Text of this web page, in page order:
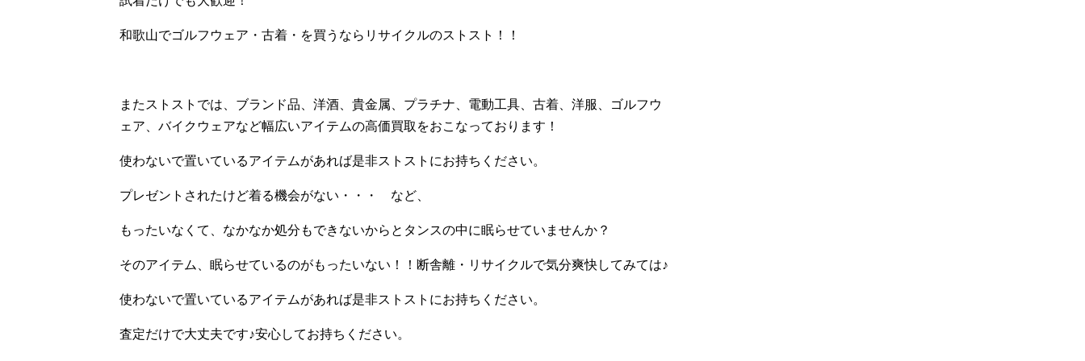
和歌山でゴルフウェア・古着・を買うならリサイクルのストスト！！
またストストでは、ブランド品、洋酒、貴金属、プラチナ、電動工具、古着、洋服、ゴルフウ
ェア、バイクウェアなど幅広いアイテムの高価買取をおこなっております！
使わないで置いているアイテムがあれば是非ストストにお持ちください。
プレゼントされたけど着る機会がない・・・ など、
もったいなくて、なかなか処分もできないからとタンスの中に眠らせていませんか？
そのアイテム、眠らせているのがもったいない！！断舎離・リサイクルで気分爽快してみては♪
使わないで置いているアイテムがあれば是非ストストにお持ちください。
査定だけで大丈夫です♪安心してお持ちください。